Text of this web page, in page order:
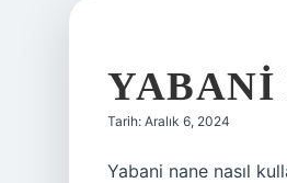
Tarih: Aralık 6, 2024
Yabani nane nasıl